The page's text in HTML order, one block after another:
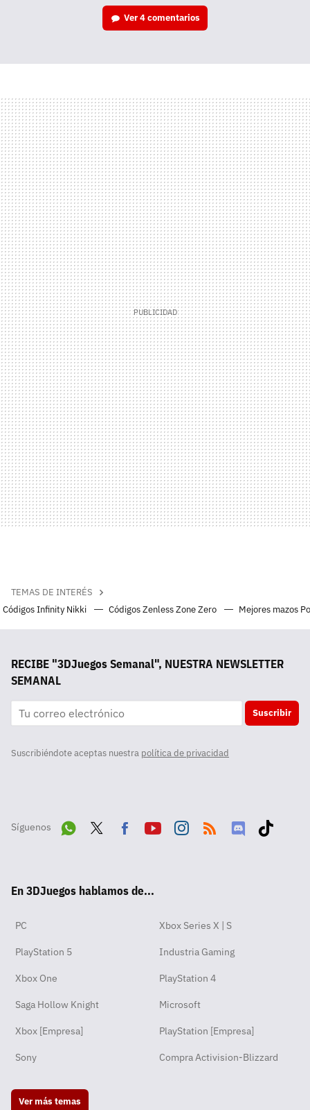
Ver4 comentarios
TEMAS DE INTERÉS
Códigos Infinity Nikki
Códigos Zenless Zone Zero Mejores mazos
RECIBE "3DJuegos Semanal", NUESTRA NEWSLETTER
SEMANAL
Suscribir
Suscribiéndote aceptas nuestra política de privacidad
Síguenos
pp
ok
En 3DJuegos hablamos de...
PC Xbox Series X | S
PlayStation 5 Industria Gaming
Xbox One PlayStation 4
Saga Hollow Knight Microsoft
Xbox [Empresa] PlayStation [Empresa]
Sony Compra Activision-Blizzard
Ver más temas